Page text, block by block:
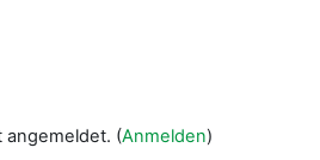
angemeldet. (Anmelden)